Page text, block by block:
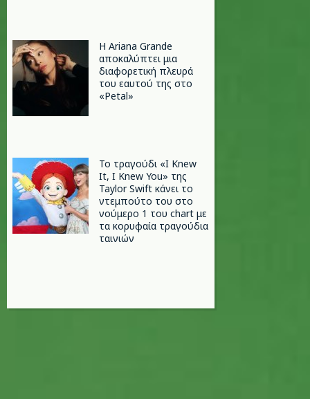
Η Ariana Grande
αποκαλύπτει μια
διαφορετική πλευρά
του εαυτού της στο
«Petal»
Το τραγούδι «I Knew
It, I Knew You» της
Taylor Swift κάνει το
ντεμπούτο του στο
νούμερο 1 του chart με
τα κορυφαία τραγούδια
ταινιών